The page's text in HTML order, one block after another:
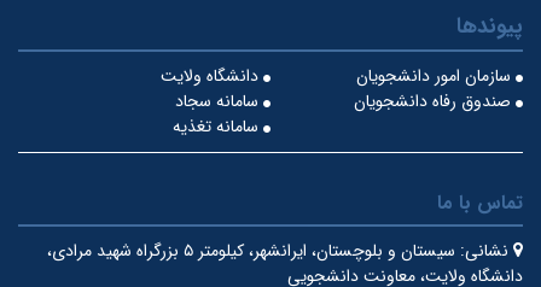
پیوندها
دانشگاه ولایت
سازمان امور دانشجویان
سامانه سجاد
صندوق رفاه دانشجویان
سامانه تغذیه
تماس با ما
نشانی:
سیستان و بلوچستان، ایرانشهر، کیلومتر ۵ بزرگراه شهید مرادی،
دانشگاه ولایت، معاونت دانشجویی